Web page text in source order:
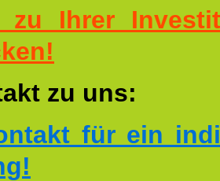
zu Ihrer
zu uns:
für ein